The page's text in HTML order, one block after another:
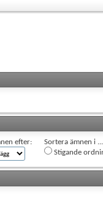
efter:
Sortera ämnen i ...
Stigande